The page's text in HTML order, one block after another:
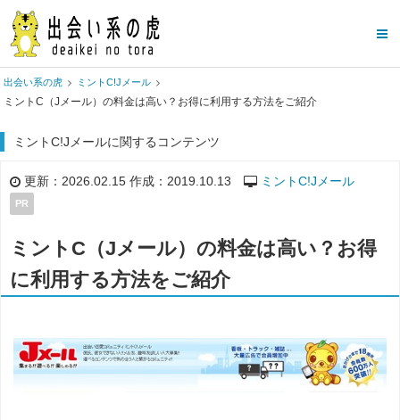
出会い系の虎 ミントC!Jメール
ミントC（Jメール）の料金は高い？お得に利用する方法をご紹介
ミントC!Jメールに関するコンテンツ
更新：2026.02.15 作成：2019.10.13 ミントC!Jメール
PR
ミントC（Jメール）の料金は高い？お得
に利用する方法をご紹介